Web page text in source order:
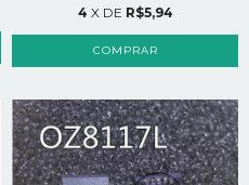
4 X DE R$5,94